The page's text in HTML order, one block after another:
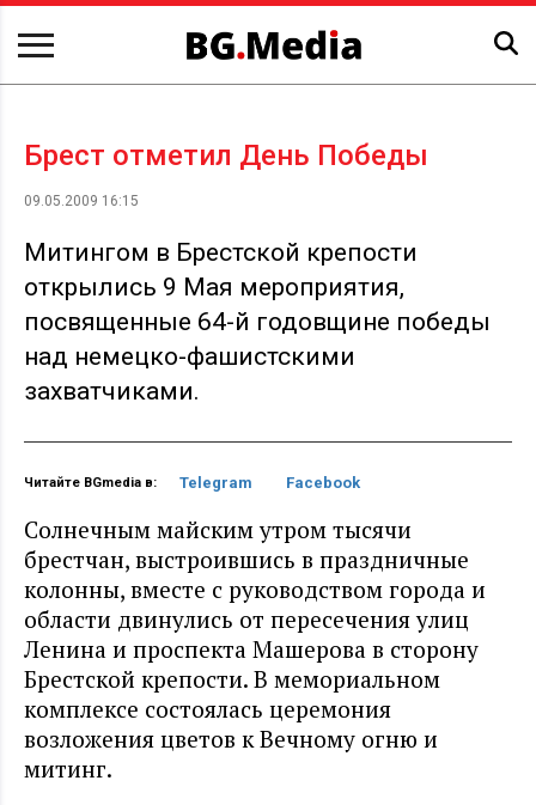
Брест отметил День Победы
09.05.2009 16:15
Митингом в Брестской крепости
открылись 9 Мая мероприятия,
посвященные 64-й годовщине победы
над немецко-фашистскими
захватчиками.
Читайте BGmedia в: Telegram Facebook
Солнечным майским утром тысячи
брестчан, выстроившись в праздничные
колонны, вместе с руководством города и
области двинулись от пересечения улиц
Ленина и проспекта Машерова в сторону
Брестской крепости. В мемориальном
комплексе состоялась церемония
возложения цветов к Вечному огню и
митинг.